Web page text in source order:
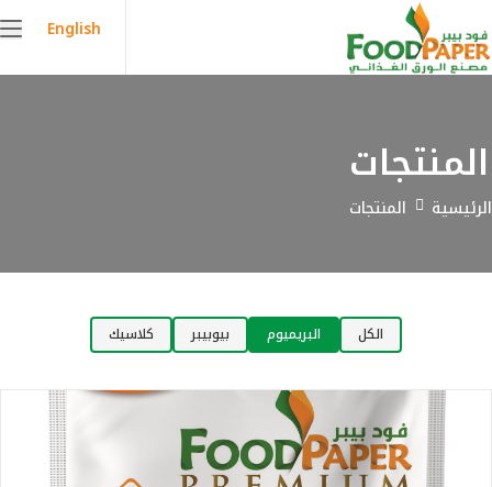
English
المنتجات
الرئيسية المنتجات
الكل البريميوم بيوبيبر كلاسيك